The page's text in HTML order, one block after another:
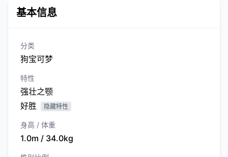
基本信息
分类
狗宝可梦
特性
强壮之颚
好胜
隐藏特性
身高 / 体重
1.0m / 34.0kg